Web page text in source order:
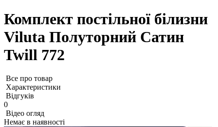
Комплект постільної білизни
Viluta Полуторний Сатин
Twill 772
Все про товар
Характеристики
Відгуків
0
Відео огляд
Немає в наявності